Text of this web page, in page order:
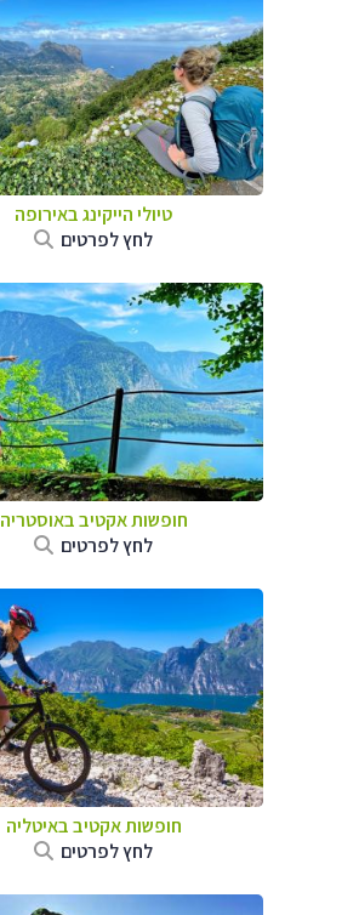
טיולי הייקינג באירופה
לחץ לפרטים
חופשות אקטיב באוסטריה
לחץ לפרטים
חופשות אקטיב באיטליה
לחץ לפרטים